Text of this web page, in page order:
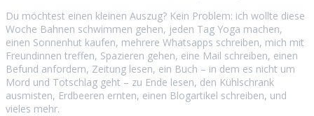
Du möchtest einen kleinen Auszug? Kein Problem: ich wollte diese
Woche Bahnen schwimmen gehen, jeden Tag Yoga machen,
einen Sonnenhut kaufen, mehrere Whatsapps schreiben, mich mit
Freundinnen treffen, Spazieren gehen, eine Mail schreiben, einen
Befund anfordern, Zeitung lesen, ein Buch – in dem es nicht um
Mord und Totschlag geht – zu Ende lesen, den Kühlschrank
ausmisten, Erdbeeren ernten, einen Blogartikel schreiben, und
vieles mehr.